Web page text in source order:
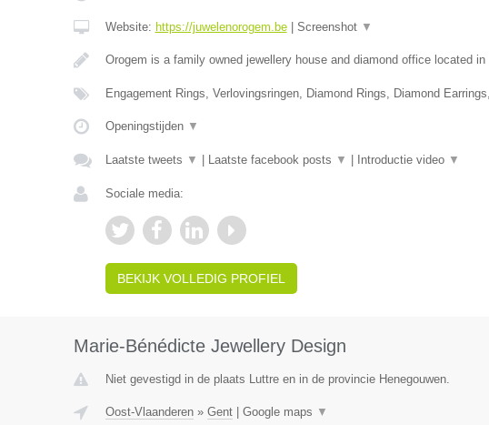
Website: https://juwelenorogem.be| Screenshot ▼
Orogem is a family owned jewellery house and diamond office located in
Engagement Rings, Verlovingsringen, Diamond Rings, Diamond Earrings,
Openingstijden ▼
Laatste tweets ▼ Laatste facebook posts ▼ Introductie video ▼
Sociale media:
BEKIJK VOLLEDIG PROFIEL
Marie-Bénédicte Jewellery Design
Niet gevestigd in de plaats Luttre en in de provincie Henegouwen.
Oost-Vlaanderen» Gent| Google maps ▼